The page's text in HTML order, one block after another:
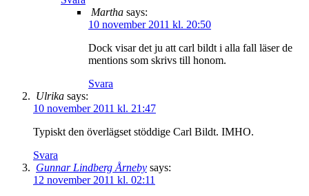
Martha says:
10 november 2011 kl. 20:50
Dock visar det ju att carl bildt i alla fall läser de
mentions som skrivs till honom.
Svara
Ulrika says:
10 november 2011 kl. 21:47
Typiskt den överlägset stöddige Carl Bildt. IMHO.
Svara
Gunnar Lindberg Årneby says:
12 november 2011 kl. 02:11